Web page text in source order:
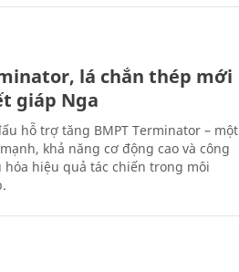
lá chắn thép mới
giáp Nga
hỗ trợ tăng BMPT Terminator – một
khả năng cơ động cao và công
hiệu quả tác chiến trong môi